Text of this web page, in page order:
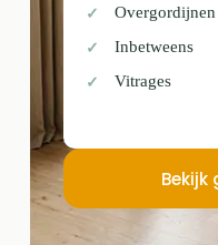
Overgordijnen
Inbetweens
Vitrages
Bekijk